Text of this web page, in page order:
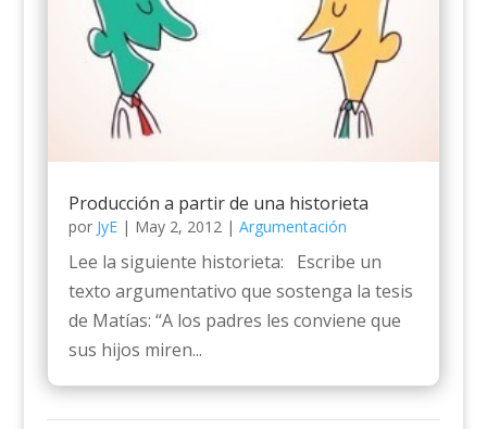
Producción a partir de una historieta
por JyE| May 2, 2012 | Argumentación
Lee la siguiente historieta: Escribe un
texto argumentativo que sostenga la tesis
de Matías: “A los padres les conviene que
sus hijos miren...